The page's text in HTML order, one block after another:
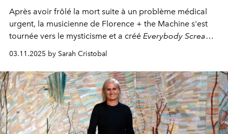
Après avoir frôlé la mort suite à un problème médical
urgent, la musicienne de Florence + the Machine s'est
tournée vers le mysticisme et a créé Everybody Scream
03.11.2025 by Sarah Cristobal